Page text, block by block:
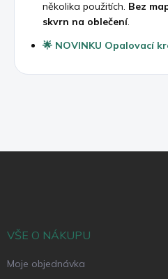
několika použitích. Bez
skvrn na oblečení.
🌟 NOVINKU Opalovací
VŠE O NÁKUPU
Moje objednávka